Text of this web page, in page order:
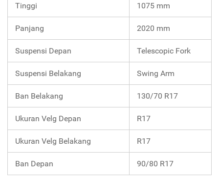
Tinggi 1075 mm
Panjang 2020 mm
Suspensi Depan Telescopic Fork
Suspensi Belakang Swing Arm
Ban Belakang 130/70 R17
Ukuran Velg Depan R17
Ukuran Velg Belakang R17
Ban Depan 90/80 R17